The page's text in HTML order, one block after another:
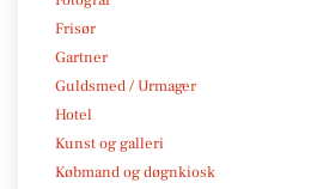
Frisør
Gartner
Guldsmed / Urmager
Hotel
Kunst og galleri
Købmand og døgnkiosk